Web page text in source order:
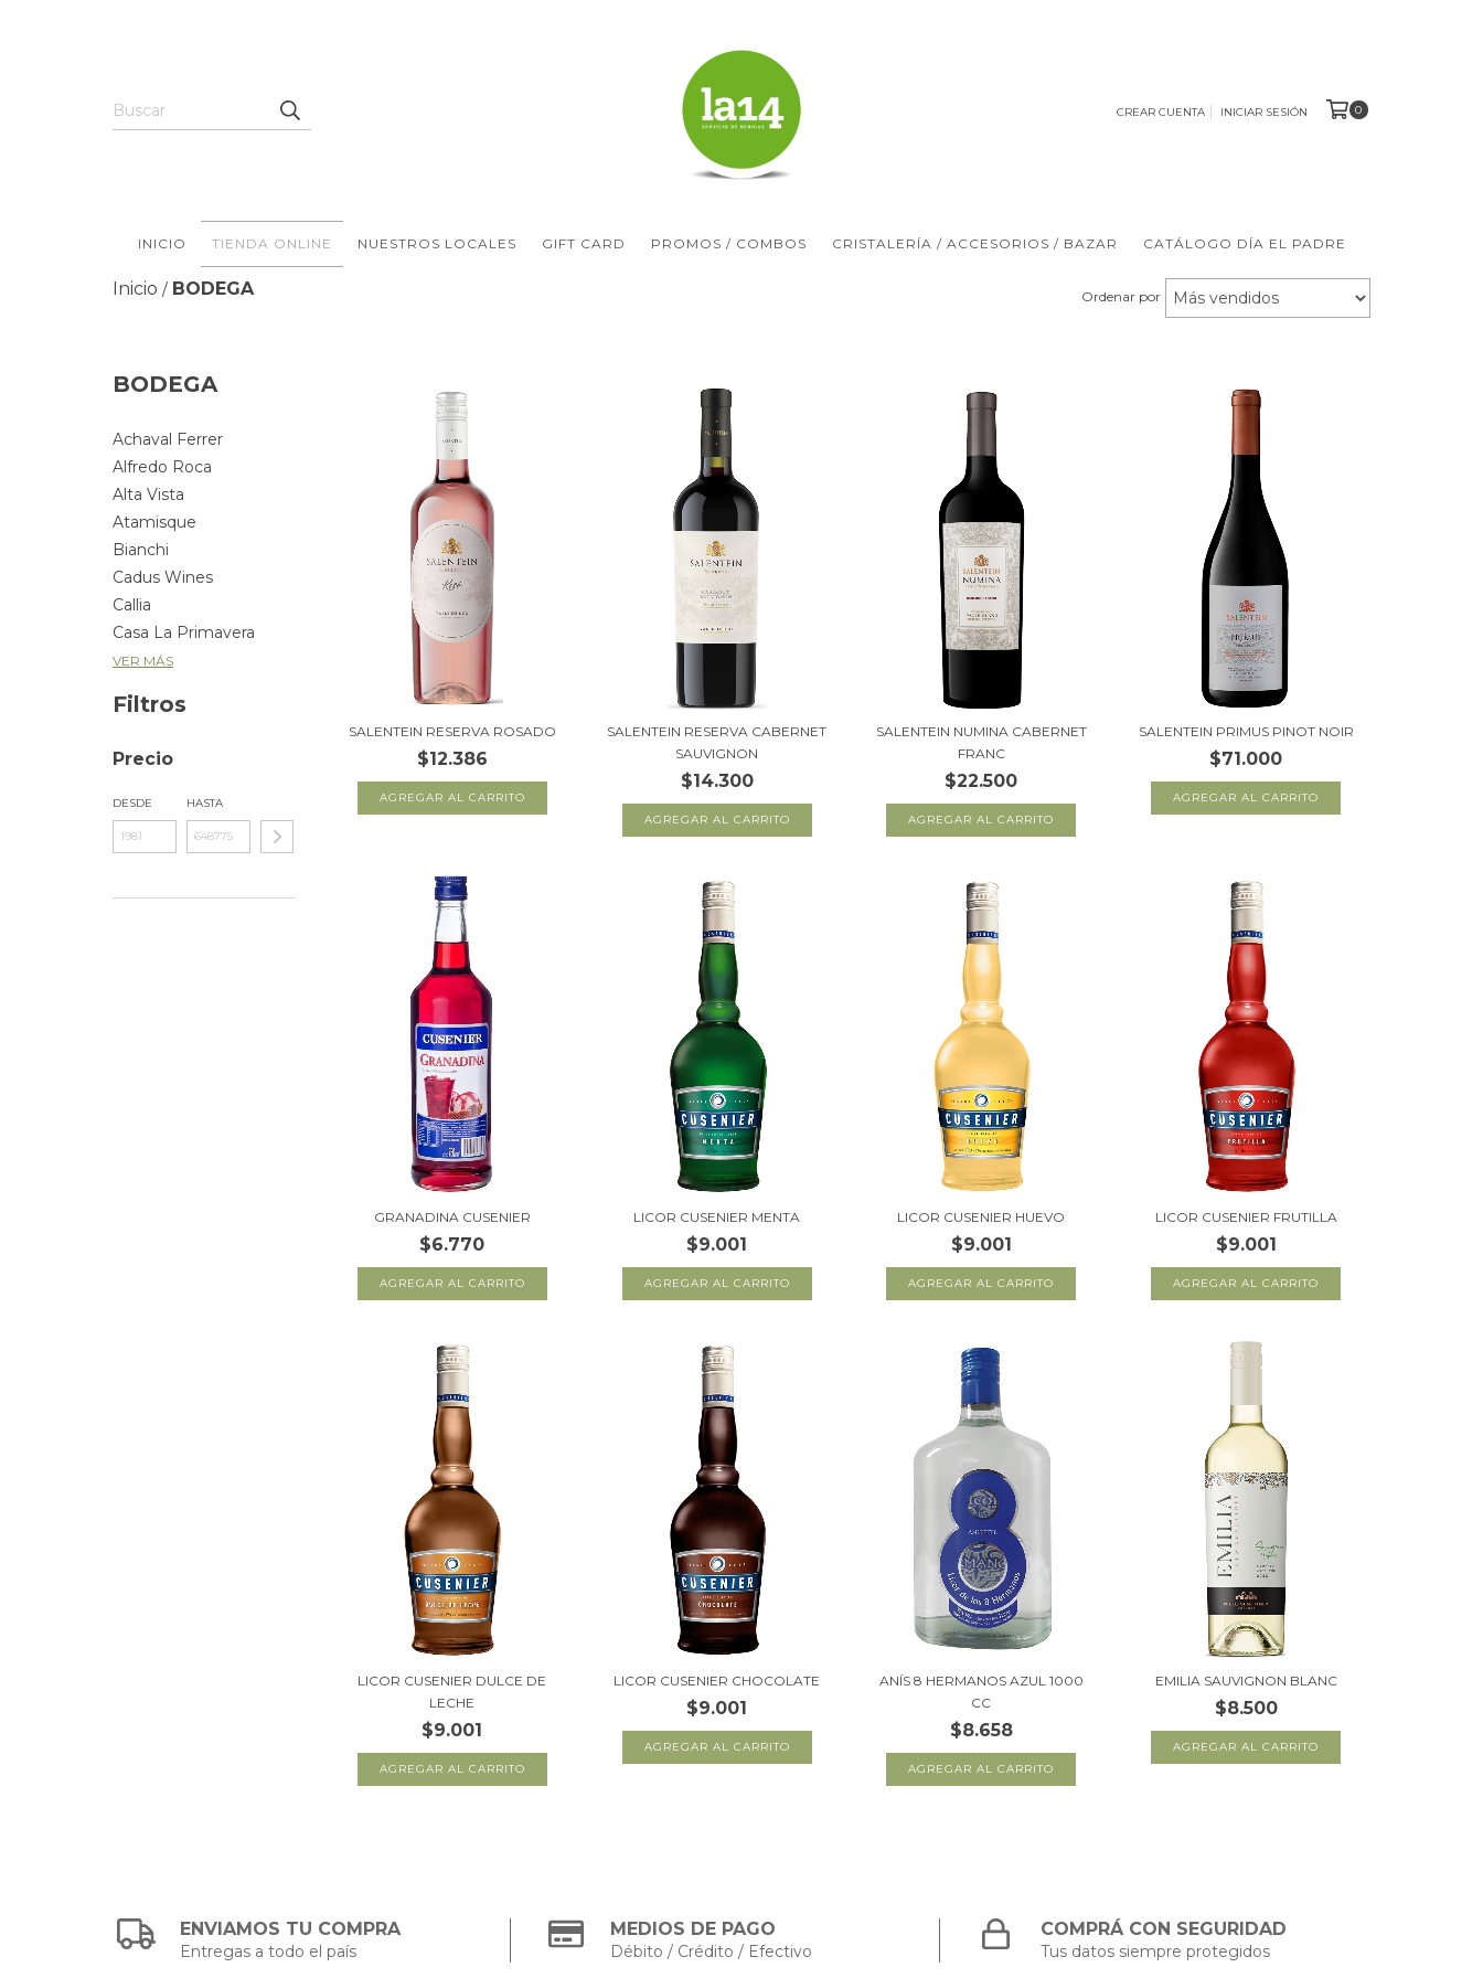
CREAR CUENTA INICIAR SESIÓN 0
INICIO TIENDA ONLINE NUESTROS LOCALES GIFT CARD PROMOS / COMBOS CRISTALERÍA / ACCESORIOS / BAZAR CATÁLOGO DÍA EL PADRE
Inicio / BODEGA Ordenar por
BODEGA
Achaval Ferrer
Alfredo Roca
Alta Vista
Atamisque
Bianchi
Cadus Wines
Callia
Casa La Primavera
VER MÁS
Filtros
Precio
DESDE HASTA
SALENTEIN RESERVA ROSADO
$12.386
SALENTEIN RESERVA CABERNET
SAUVIGNON
$14.300
SALENTEIN NUMINA CABERNET
FRANC
$22.500
SALENTEIN PRIMUS PINOT NOIR
$71.000
GRANADINA CUSENIER
$6.770
LICOR CUSENIER MENTA
$9.001
LICOR CUSENIER HUEVO
$9.001
LICOR CUSENIER FRUTILLA
$9.001
LICOR CUSENIER DULCE DE
LECHE
$9.001
LICOR CUSENIER CHOCOLATE
$9.001
ANÍS 8 HERMANOS AZUL 1000
CC
$8.658
EMILIA SAUVIGNON BLANC
$8.500
ENVIAMOS TU COMPRA
Entregas a todo el país
MEDIOS DE PAGO
Débito / Crédito / Efectivo
COMPRÁ CON SEGURIDAD
Tus datos siempre protegidos